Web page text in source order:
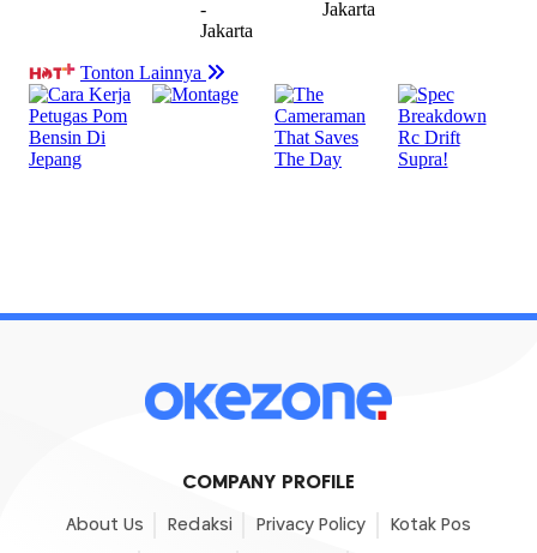
COMPANY PROFILE
About Us Redaksi Privacy Policy Kotak Pos